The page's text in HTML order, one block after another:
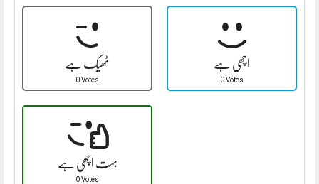
ٹھیک ہے
0 Votes
اچھی ہے
0 Votes
بہت اچھی ہے
0 Votes